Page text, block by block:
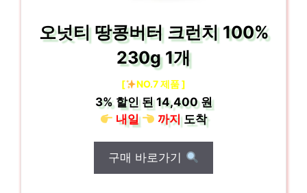
오넛티 땅콩버터 크런치 100%
230g 1개
[ NO.7 제품 ]
3%할인 된14,400 원
내일
까지도착
구매 바로가기